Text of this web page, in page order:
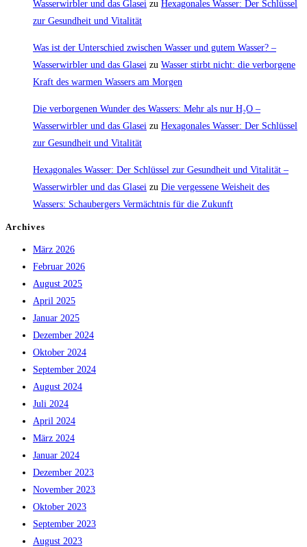
Wasserwirbler und das Glasei zu Hexagonales Wasser: Der Schlüssel
zur Gesundheit und Vitalität
Was ist der Unterschied zwischen Wasser und gutem Wasser? –
Wasserwirbler und das Glasei zu Wasser stirbt nicht: die verborgene
Kraft des warmen Wassers am Morgen
Die verborgenen Wunder des Wassers: Mehr als nur H₂O –
Wasserwirbler und das Glasei zu Hexagonales Wasser: Der Schlüssel
zur Gesundheit und Vitalität
Hexagonales Wasser: Der Schlüssel zur Gesundheit und Vitalität –
Wasserwirbler und das Glasei zu Die vergessene Weisheit des
Wassers: Schaubergers Vermächtnis für die Zukunft
Archives
März 2026
Februar 2026
August 2025
April 2025
Januar 2025
Dezember 2024
Oktober 2024
September 2024
August 2024
Juli 2024
April 2024
März 2024
Januar 2024
Dezember 2023
November 2023
Oktober 2023
September 2023
August 2023